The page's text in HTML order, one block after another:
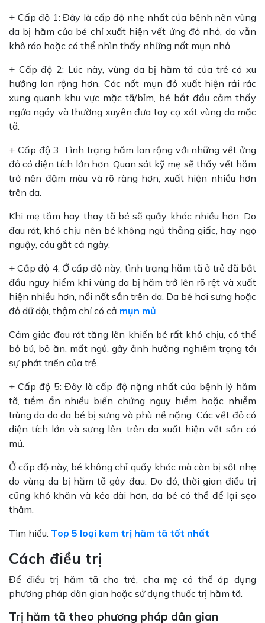
+ Cấp độ 1: Đây là cấp độ nhẹ nhất của bệnh nên vùng
da bị hăm của bé chỉ xuất hiện vết ửng đỏ nhỏ, da vẫn
khô ráo hoặc có thể nhìn thấy những nốt mụn nhỏ.
+ Cấp độ 2: Lúc này, vùng da bị hăm tã của trẻ có xu
hướng lan rộng hơn. Các nốt mụn đỏ xuất hiện rải rác
xung quanh khu vực mặc tã/bỉm, bé bắt đầu cảm thấy
ngứa ngáy và thường xuyên đưa tay cọ xát vùng da mặc
tã.
+ Cấp độ 3: Tình trạng hăm lan rộng với những vết ửng
đỏ có diện tích lớn hơn. Quan sát kỹ mẹ sẽ thấy vết hăm
trở nên đậm màu và rõ ràng hơn, xuất hiện nhiều hơn
trên da.
Khi mẹ tắm hay thay tã bé sẽ quấy khóc nhiều hơn. Do
đau rát, khó chịu nên bé không ngủ thẳng giấc, hay ngọ
nguậy, cáu gắt cả ngày.
+ Cấp độ 4: Ở cấp độ này, tình trạng hăm tã ở trẻ đã bắt
đầu nguy hiểm khi vùng da bị hăm trở lên rõ rệt và xuất
hiện nhiều hơn, nổi nốt sần trên da. Da bé hơi sưng hoặc
đỏ dữ dội, thậm chí có cả mụn mủ
Cảm giác đau rát tăng lên khiến bé rất khó chịu, có thể
bỏ bú, bỏ ăn, mất ngủ, gây ảnh hưởng nghiêm trọng tới
sự phát triển của trẻ.
+ Cấp độ 5: Đây là cấp độ nặng nhất của bệnh lý hăm
tã, tiềm ẩn nhiều biến chứng nguy hiểm hoặc nhiễm
trùng da do da bé bị sưng và phù nề nặng. Các vết đỏ có
diện tích lớn và sưng lên, trên da xuất hiện vết sần có
mủ.
Ở cấp độ này, bé không chỉ quấy khóc mà còn bị sốt nhẹ
do vùng da bị hăm tã gây đau. Do đó, thời gian điều trị
cũng khó khăn và kéo dài hơn, da bé có thể để lại sẹo
thâm.
Tìm hiểu: Top 5 loại kem trị hăm tã tốt nhất
Cách điều trị
Để điều trị hăm tã cho trẻ, cha mẹ có thể áp dụng
phương pháp dân gian hoặc sử dụng thuốc trị hăm tã.
Trị hăm tã theo phương pháp dân gian